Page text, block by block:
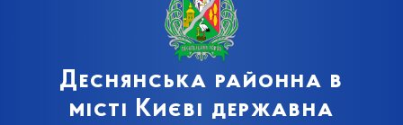
Деснянська районна в
місті Києві державна